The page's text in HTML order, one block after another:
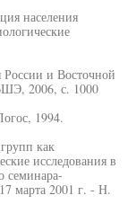
населения
и Восточной
2006, с. 1000
1994.
как
исследования в
семинара-
марта 2001 г. - Н.